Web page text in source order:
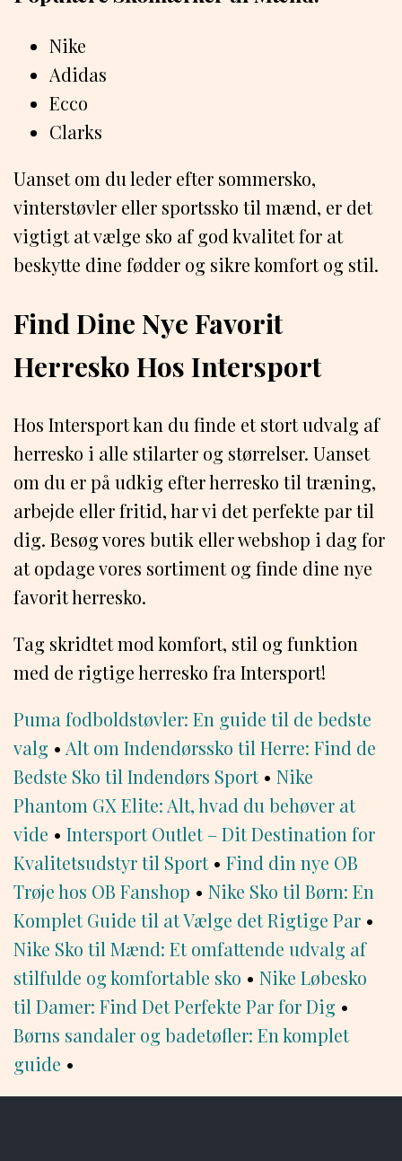
Nike
Adidas
Ecco
Clarks
Uanset om du leder efter sommersko,
vinterstøvler eller sportssko til mænd, er det
vigtigt at vælge sko af god kvalitet for at
beskytte dine fødder og sikre komfort og stil.
Find Dine Nye Favorit
Herresko Hos Intersport
Hos Intersport kan du finde et stort udvalg af
herresko i alle stilarter og størrelser. Uanset
om du er på udkig efter herresko til træning,
arbejde eller fritid, har vi det perfekte par til
dig. Besøg vores butik eller webshop i dag for
at opdage vores sortiment og finde dine nye
favorit herresko.
Tag skridtet mod komfort, stil og funktion
med de rigtige herresko fra Intersport!
Puma fodboldstøvler: En guide til de bedste
valg • Alt om Indendørssko til Herre: Find de
Bedste Sko til Indendørs Sport• Nike
Phantom GX Elite: Alt, hvad du behøver at
vide • Intersport Outlet – Dit Destination for
Kvalitetsudstyr til Sport• Find din nye OB
Trøje hos OB Fanshop • Nike Sko til Børn: En
Komplet Guide til at Vælge det Rigtige Par •
Nike Sko til Mænd: Et omfattende udvalg af
stilfulde og komfortable sko • Nike Løbesko
til Damer: Find Det Perfekte Par for Dig •
Børns sandaler og badetøfler: En komplet
guide •